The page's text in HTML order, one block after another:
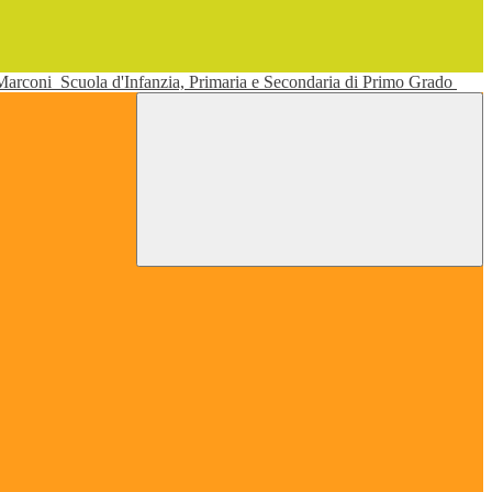
Scuola d'Infanzia, Primaria e Secondaria di Primo Grado